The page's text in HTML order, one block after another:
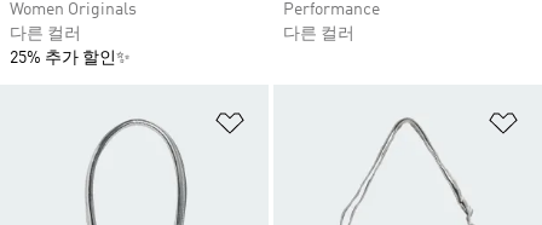
Women Originals
다른 컬러
25% 추가 할인✨
Performance
다른 컬러